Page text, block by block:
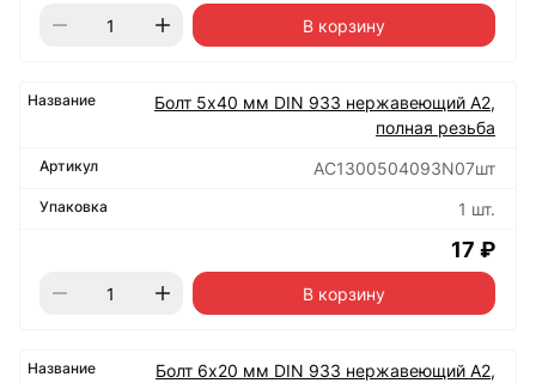
В корзину
Болт 5х40 мм DIN 933 нержавеющий А2,
полная резьба
АС1300504093N07шт
1 шт.
17 ₽
В корзину
Болт 6х20 мм DIN 933 нержавеющий А2,